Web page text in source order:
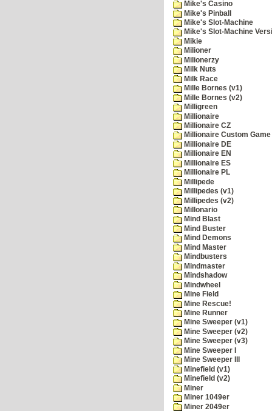
Mike's Casino
Mike's Pinball
Mike's Slot-Machine
Mike's Slot-Machine
Mikie
Milioner
Milionerzy
Milk Nuts
Milk Race
Mille Bornes (v1)
Mille Bornes (v2)
Milligreen
Millionaire
Millionaire CZ
Millionaire Custom
Millionaire DE
Millionaire EN
Millionaire ES
Millionaire PL
Millipede
Millipedes (v1)
Millipedes (v2)
Millonario
Mind Blast
Mind Buster
Mind Demons
Mind Master
Mindbusters
Mindmaster
Mindshadow
Mindwheel
Mine Field
Mine Rescue!
Mine Runner
Mine Sweeper (v1)
Mine Sweeper (v2)
Mine Sweeper (v3)
Mine Sweeper I
Mine Sweeper III
Minefield (v1)
Minefield (v2)
Miner
Miner 1049er
Miner 2049er